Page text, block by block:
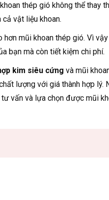
thép gió không thể thay
vật liệu khoan.
mũi khoan thép gió. Vì
bạn mà còn tiết kiệm chi phí.
kim siêu cứng và mũi
lượng với giá thành hợp lý.
vấn và lựa chọn được mũi